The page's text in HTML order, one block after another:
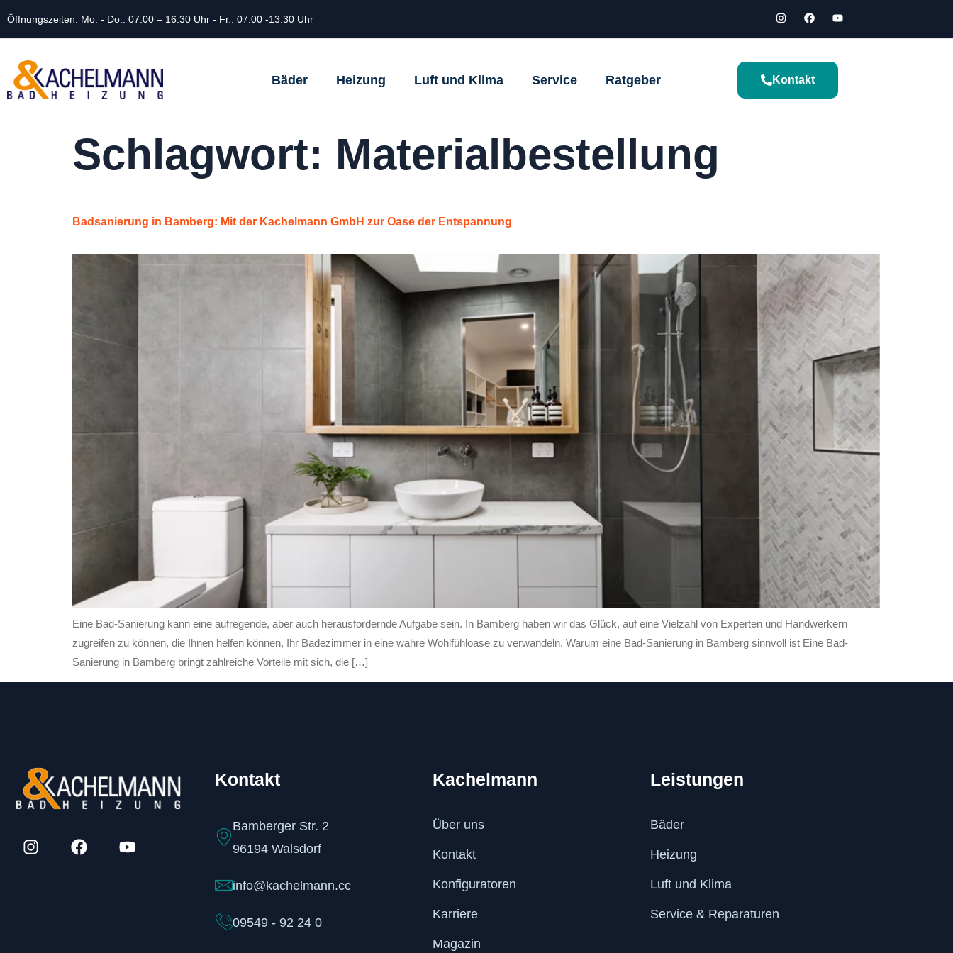
Öffnungszeiten: Mo. - Do.: 07:00 – 16:30 Uhr - Fr.: 07:00 -13:30 Uhr
Bäder Heizung Luft und Klima Service Ratgeber Kontakt
Schlagwort: Materialbestellung
Badsanierung in Bamberg: Mit der Kachelmann GmbH zur Oase der Entspannung
Eine Bad-Sanierung kann eine aufregende, aber auch herausfordernde Aufgabe sein. In Bamberg haben wir das Glück, auf eine Vielzahl von Experten und Handwerkern
zugreifen zu können, die Ihnen helfen können, Ihr Badezimmer in eine wahre Wohlfühloase zu verwandeln. Warum eine Bad-Sanierung in Bamberg sinnvoll ist Eine Bad-
Sanierung in Bamberg bringt zahlreiche Vorteile mit sich, die […]
Kontakt
Bamberger Str. 2
96194 Walsdorf
info@kachelmann.cc
09549 - 92 24 0
Kachelmann
Über uns
Kontakt
Konfiguratoren
Karriere
Magazin
Leistungen
Bäder
Heizung
Luft und Klima
Service & Reparaturen